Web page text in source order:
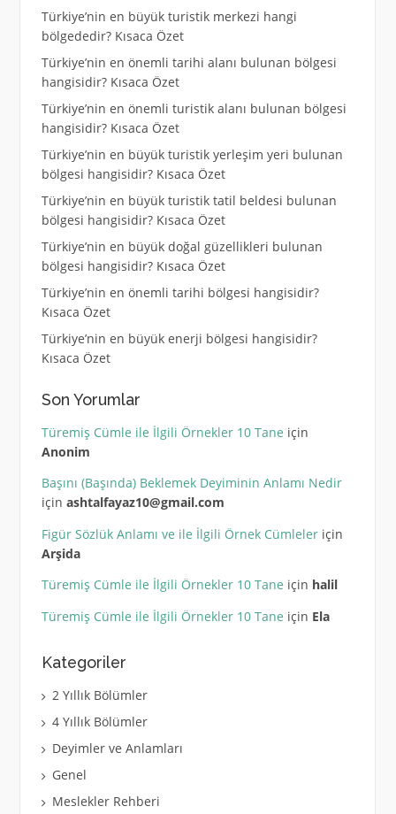
Türkiye’nin en büyük turistik merkezi hangi
bölgededir? Kısaca Özet
Türkiye’nin en önemli tarihi alanı bulunan bölgesi
hangisidir? Kısaca Özet
Türkiye’nin en önemli turistik alanı bulunan bölgesi
hangisidir? Kısaca Özet
Türkiye’nin en büyük turistik yerleşim yeri bulunan
bölgesi hangisidir? Kısaca Özet
Türkiye’nin en büyük turistik tatil beldesi bulunan
bölgesi hangisidir? Kısaca Özet
Türkiye’nin en büyük doğal güzellikleri bulunan
bölgesi hangisidir? Kısaca Özet
Türkiye’nin en önemli tarihi bölgesi hangisidir?
Kısaca Özet
Türkiye’nin en büyük enerji bölgesi hangisidir?
Kısaca Özet
Son Yorumlar
Türemiş Cümle ile İlgili Örnekler 10 Tane için
Anonim
Başını (Başında) Beklemek Deyiminin Anlamı Nedir
için ashtalfayaz10@gmail.com
Figür Sözlük Anlamı ve ile İlgili Örnek Cümleleriçin
Arşida
Türemiş Cümle ile İlgili Örnekler 10 Tane için halil
Türemiş Cümle ile İlgili Örnekler 10 Tane için Ela
Kategoriler
2 Yıllık Bölümler
4 Yıllık Bölümler
Deyimler ve Anlamları
Genel
Meslekler Rehberi